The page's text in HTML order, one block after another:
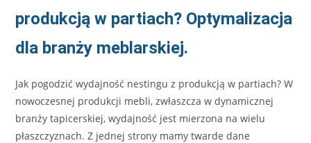
produkcją w partiach? Optymalizacja
dla branży meblarskiej.
Jak pogodzić wydajność nestingu z produkcją w partiach? W
nowoczesnej produkcji mebli, zwłaszcza w dynamicznej
branży tapicerskiej, wydajność jest mierzona na wielu
płaszczyznach. Z jednej strony mamy twarde dane